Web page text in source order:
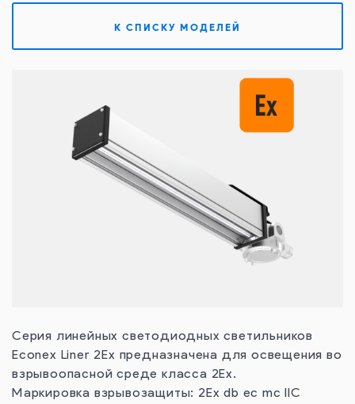
К СПИСКУ МОДЕЛЕЙ
Серия линейных светодиодных светильников
Econex Liner 2Ex предназначена для освещения во
взрывоопасной среде класса 2Ех.
Маркировка взрывозащиты: 2Ex db ec mc IIC